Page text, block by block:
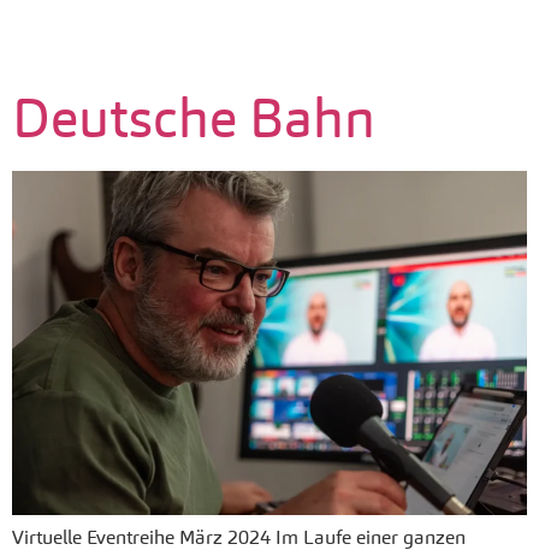
Deutsche Bahn
Virtuelle Eventreihe März 2024 Im Laufe einer ganzen